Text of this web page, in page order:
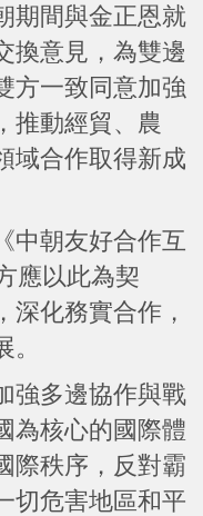
期間與金正恩就
換意見，為雙邊
方一致同意加強
推動經貿、農
域合作取得新成
中朝友好合作互
應以此為契
深化務實合作，
強多邊協作與戰
為核心的國際體
際秩序，反對霸
切危害地區和平